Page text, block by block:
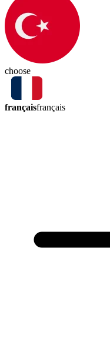
choose
françaisfrançais